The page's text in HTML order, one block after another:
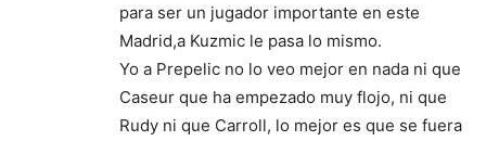
para ser un jugador importante en este
Madrid,a Kuzmic le pasa lo mismo.
Yo a Prepelic no lo veo mejor en nada ni que
Caseur que ha empezado muy flojo, ni que
Rudy ni que Carroll, lo mejor es que se fuera